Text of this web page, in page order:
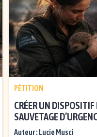
PÉTITION
CRÉER UN
SAUVETAGE
SAUVAGE
Auteur : Lucie Musci